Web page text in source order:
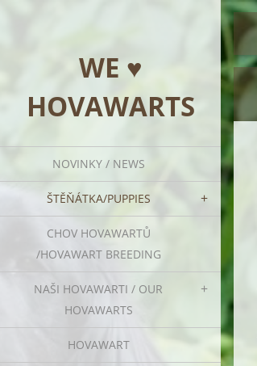
WE ♥
HOVAWARTS
NOVINKY / NEWS
ŠTĚŇÁTKA/PUPPIES
CHOV HOVAWARTŮ
/HOVAWART BREEDING
NAŠI HOVAWARTI / OUR
HOVAWARTS
HOVAWART